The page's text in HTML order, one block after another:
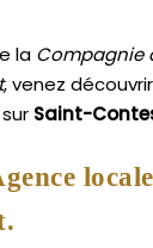
la Compagnie
, venez
sur Saint-